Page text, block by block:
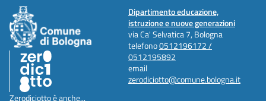
Dipartimento educazione,
istruzione e nuove generazioni
via Ca' Selvatica 7, Bologna
telefono0512196172 /
0512195892
email
zerodiciotto@comune.bologna.it
Zerodiciotto è anche...